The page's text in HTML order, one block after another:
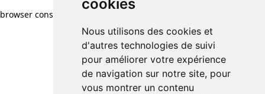
cookies
Nous utilisons des cookies et
d'autres technologies de suivi
pour améliorer votre expérience
de navigation sur notre site, pour
vous montrer un contenu
browser console for more information)